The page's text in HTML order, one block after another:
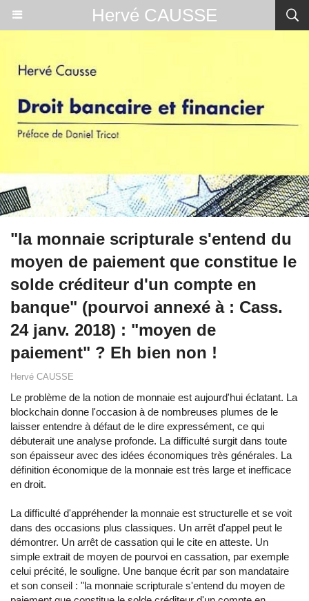
Hervé CAUSSE
"la monnaie scripturale s'entend du
moyen de paiement que constitue le
solde créditeur d'un compte en
banque" (pourvoi annexé à : Cass.
24 janv. 2018) : "moyen de
paiement" ? Eh bien non !
Hervé CAUSSE
Le problème de la notion de monnaie est aujourd'hui éclatant. La
blockchain donne l'occasion à de nombreuses plumes de le
laisser entendre à défaut de le dire expressément, ce qui
débuterait une analyse profonde. La difficulté surgit dans toute
son épaisseur avec des idées économiques très générales. La
définition économique de la monnaie est très large et inefficace
en droit.
La difficulté d'appréhender la monnaie est structurelle et se voit
dans des occasions plus classiques. Un arrêt d'appel peut le
démontrer. Un arrêt de cassation qui le cite en atteste. Un
simple extrait de moyen de pourvoi en cassation, par exemple
celui précité, le souligne. Une banque écrit par son mandataire
et son conseil : "la monnaie scripturale s'entend du moyen de